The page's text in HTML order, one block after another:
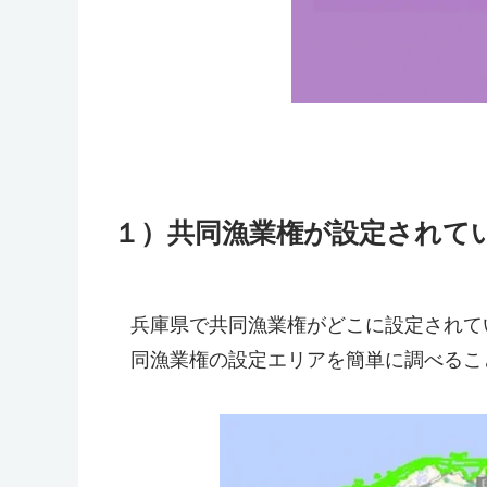
１）共同漁業権が設定されて
兵庫県で共同漁業権がどこに設定され
同漁業権の設定エリアを簡単に調べる